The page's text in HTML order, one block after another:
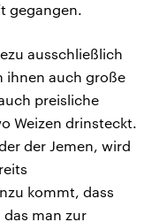
gegangen.
ausschließlich
ihnen auch große
preisliche
Weizen drinsteckt.
der Jemen, wird
kommt, dass
man zur